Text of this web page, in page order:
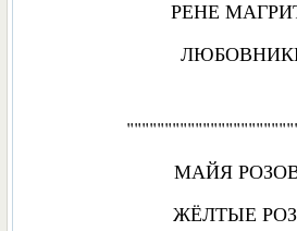
РЕНЕ
МАЙЯ
ЖЁЛТЫЕ